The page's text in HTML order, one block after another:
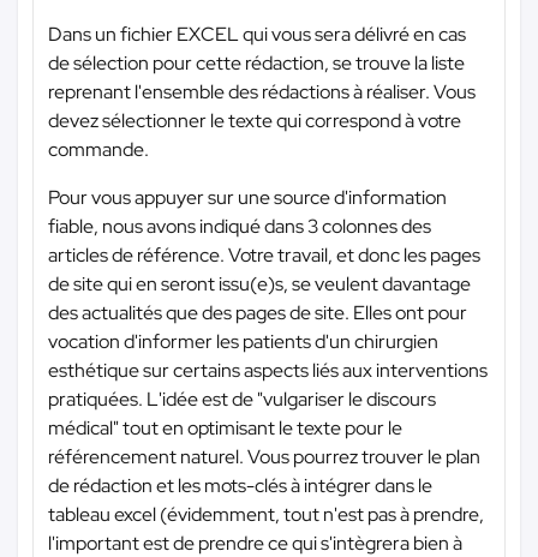
Dans un fichier EXCEL qui vous sera délivré en cas
de sélection pour cette rédaction, se trouve la liste
reprenant l'ensemble des rédactions à réaliser. Vous
devez sélectionner le texte qui correspond à votre
commande.
Pour vous appuyer sur une source d'information
fiable, nous avons indiqué dans 3 colonnes des
articles de référence. Votre travail, et donc les pages
de site qui en seront issu(e)s, se veulent davantage
des actualités que des pages de site. Elles ont pour
vocation d'informer les patients d'un chirurgien
esthétique sur certains aspects liés aux interventions
pratiquées. L'idée est de "vulgariser le discours
médical" tout en optimisant le texte pour le
référencement naturel. Vous pourrez trouver le plan
de rédaction et les mots-clés à intégrer dans le
tableau excel (évidemment, tout n'est pas à prendre,
l'important est de prendre ce qui s'intègrera bien à